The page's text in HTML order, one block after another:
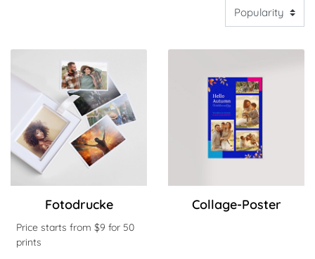
Fotodrucke
Price starts from $9 for 50
prints
Collage-Poster